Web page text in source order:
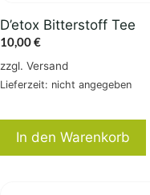
D’etox Bitterstoff Tee
10,00€
zzgl. Versand
Lieferzeit: nicht angegeben
In den Warenkorb